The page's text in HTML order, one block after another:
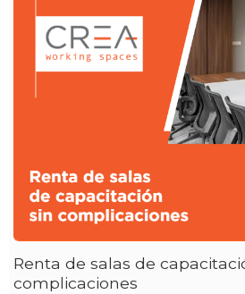
Renta de salas de
complicaciones